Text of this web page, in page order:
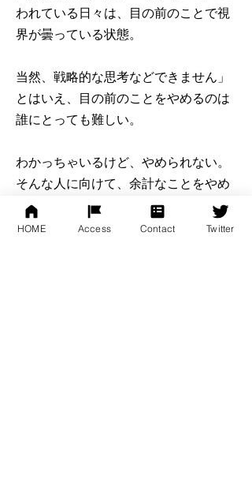
われている日々は、目の前のことで視
界が曇っている状態。
当然、戦略的な思考などできません」
とはいえ、目の前のことをやめるのは
誰にとっても難しい。
わかっちゃいるけど、やめられない。
そんな人に向けて、余計なことをやめ
続けたおかげで年商３億円を達成した
著者が、余計なことの「見極め方」
HOME Access Contact Twitter